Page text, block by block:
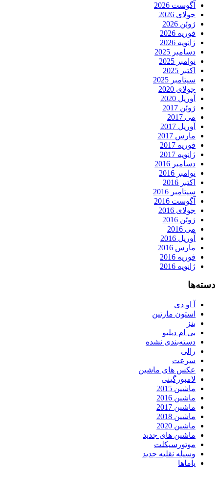
آگوست 2026
جولای 2026
ژوئن 2026
فوریه 2026
ژانویه 2026
دسامبر 2025
نوامبر 2025
اکتبر 2025
سپتامبر 2025
جولای 2020
آوریل 2020
ژوئن 2017
می 2017
آوریل 2017
مارس 2017
فوریه 2017
ژانویه 2017
دسامبر 2016
نوامبر 2016
اکتبر 2016
سپتامبر 2016
آگوست 2016
جولای 2016
ژوئن 2016
می 2016
آوریل 2016
مارس 2016
فوریه 2016
ژانویه 2016
دسته‌ها
آ او دی
استون مارتین
بنز
بی ام دبلیو
دسته‌بندی نشده
رالی
سرعت
عکس های ماشین
لامبورگینی
ماشین 2015
ماشین 2016
ماشین 2017
ماشین 2018
ماشین 2020
ماشین های جدید
موتورسیکلت
وسیله نقلیه جدید
یاماها